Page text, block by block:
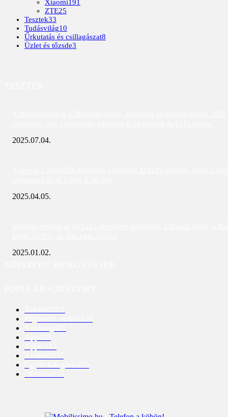
Xiaomi191
ZTE25
Tesztek33
Tudásvilág10
Űrkutatás és csillagászat8
Üzlet és tőzsde3
2025.07.04.
2025.04.05.
2025.01.02.